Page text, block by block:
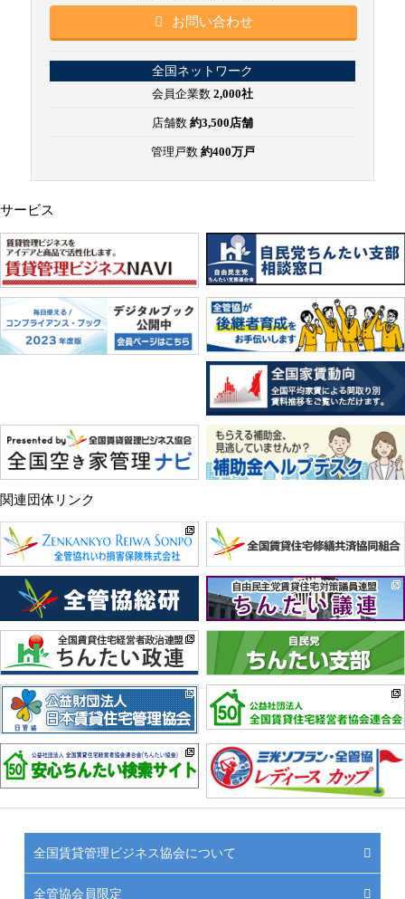
お問い合わせ
全国ネットワーク
会員企業数 2,000社
店舗数 約3,500店舗
管理戸数 約400万戸
サービス
関連団体リンク
全国賃貸管理ビジネス協会について
全管協会員限定